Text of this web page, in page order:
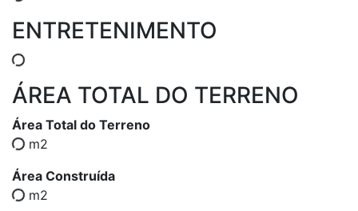
ENTRETENIMENTO
ÁREA TOTAL DO TERRENO
Área Total do Terreno
m2
Área Construída
m2